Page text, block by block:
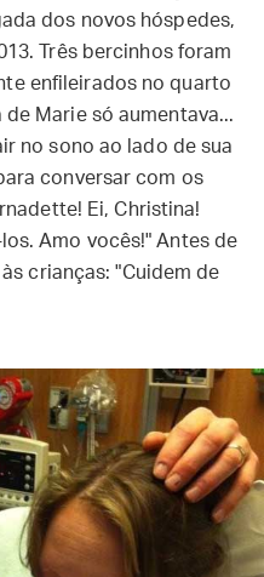
dos novos hóspedes,
Três bercinhos foram
enfileirados no quarto
Marie só aumentava...
no sono ao lado de sua
conversar com os
Ei, Christina!
Amo vocês!" Antes de
crianças: "Cuidem de